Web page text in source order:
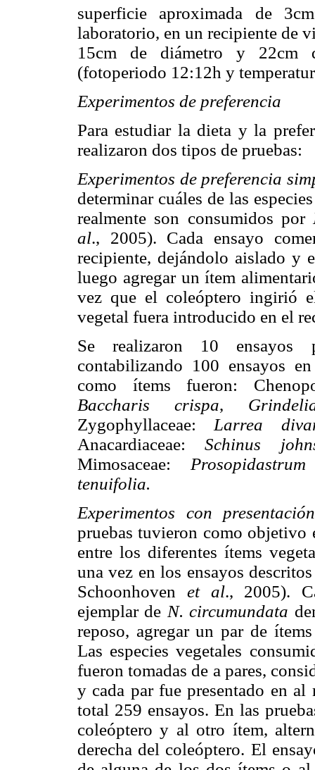
superficie aproximada de 3cm
laboratorio, en un recipiente de
15cm de diámetro y 22cm
(fotoperiodo 12:12h y
Experimentos de preferencia
Para estudiar la dieta y la
realizaron dos tipos de pruebas:
Experimentos de preferencia
determinar cuáles de las
realmente son consumidos por
al., 2005). Cada ensayo
recipiente, dejándolo aislado y
luego agregar un ítem
vez que el coleóptero ingirió
vegetal fuera introducido en el
Se realizaron 10 ensayos
contabilizando 100 ensayos
como ítems fueron:
Baccharis crispa,
Zygophyllaceae: Larrea
Anacardiaceae:Schinus
Mimosaceae:
tenuifolia.
Experimentos con
pruebas tuvieron como objetivo
entre los diferentes ítems
una vez en los ensayos
Schoonhoven et al., 2005).
ejemplar de N. circumundata
reposo, agregar un par de
Las especies vegetales
fueron tomadas de a pares,
y cada par fue presentado en al
total 259 ensayos. En las
coleóptero y al otro ítem,
derecha del coleóptero. El